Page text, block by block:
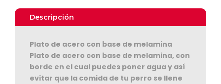
Descripción
Plato de acero con base de melamina
Plato de acero con base de melamina, con
borde en el cual puedes poner agua y así
evitar que la comida de tu perro se llene